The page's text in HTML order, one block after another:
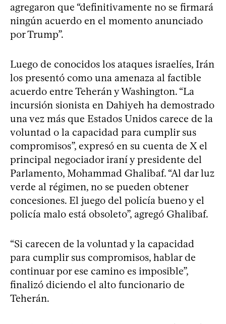
agregaron que “definitivamente no se firmará
ningún acuerdo en el momento anunciado
por Trump”.
Luego de conocidos los ataques israelíes, Irán
los presentó como una amenaza al factible
acuerdo entre Teherán y Washington. “La
incursión sionista en Dahiyeh ha demostrado
una vez más que Estados Unidos carece de la
voluntad o la capacidad para cumplir sus
compromisos”, expresó en su cuenta de X el
principal negociador iraní y presidente del
Parlamento, Mohammad Ghalibaf. “Al dar luz
verde al régimen, no se pueden obtener
concesiones. El juego del policía bueno y el
policía malo está obsoleto”, agregó Ghalibaf.
“Si carecen de la voluntad y la capacidad
para cumplir sus compromisos, hablar de
continuar por ese camino es imposible”,
finalizó diciendo el alto funcionario de
Teherán.